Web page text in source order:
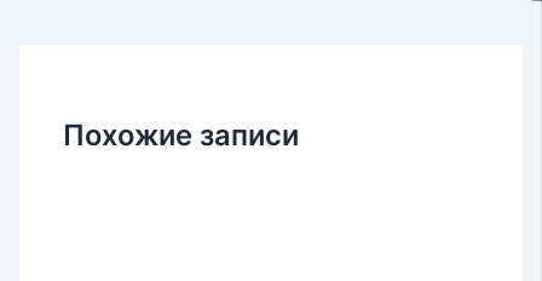
Похожие записи